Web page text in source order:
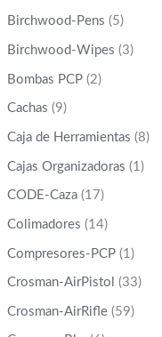
Birchwood-Pens (5)
Birchwood-Wipes (3)
Bombas PCP (2)
Cachas (9)
Caja de Herramientas (8)
Cajas Organizadoras (1)
CODE-Caza (17)
Colimadores (14)
Compresores-PCP (1)
Crosman-AirPistol (33)
Crosman-AirRifle (59)